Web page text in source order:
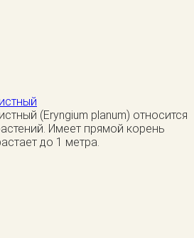
(Eryngium planum) относится
Имеет прямой корень
до 1 метра.